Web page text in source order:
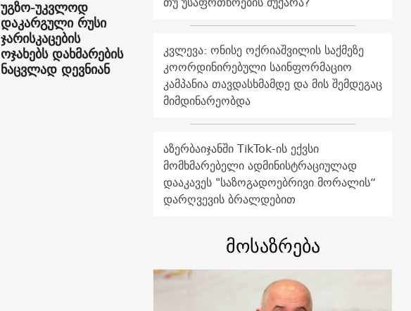
უგზო-უკვლოდ
დაკარგული რუსი
ჯარისკაცების
ოჯახებს დახმარების
ნაცვლად დევნიან
კვლევა: ონისე ოქრიაშვილის საქმეზე
კოორდინირებული საინფორმაციო
კამპანია თავდასხმამდე და მის შემდეგაც
მიმდინარეობდა
აზერბაიჯანში TikTok-ის ექვსი
მომხმარებელი ადმინისტრაციულად
დააკავეს "საზოგადოებრივი მორალის“
დარღვევის ბრალდებით
მოსაზრება